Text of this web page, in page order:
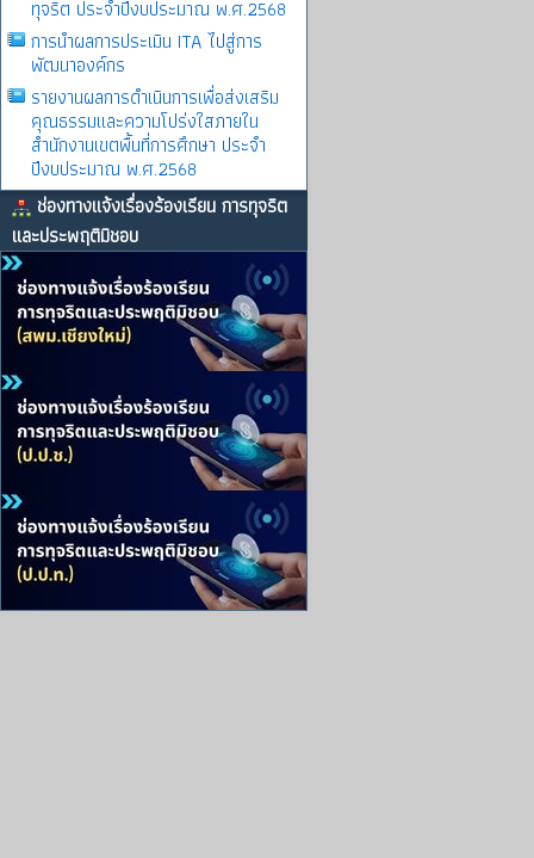
ทุจริต ประจําปีงบประมาณ พ.ศ.2568
การนำผลการประเมิน ITA ไปสู่การ
พัฒนาองค์กร
รายงานผลการดําเนินการเพื่อส่งเสริม
คุณธรรมและความโปร่งใสภายใน
สำนักงานเขตพื้นที่การศึกษา ประจำ
ปีงบประมาณ พ.ศ.2568
ช่องทางแจ้งเรื่องร้องเรียน การทุจริต
และประพฤติมิชอบ